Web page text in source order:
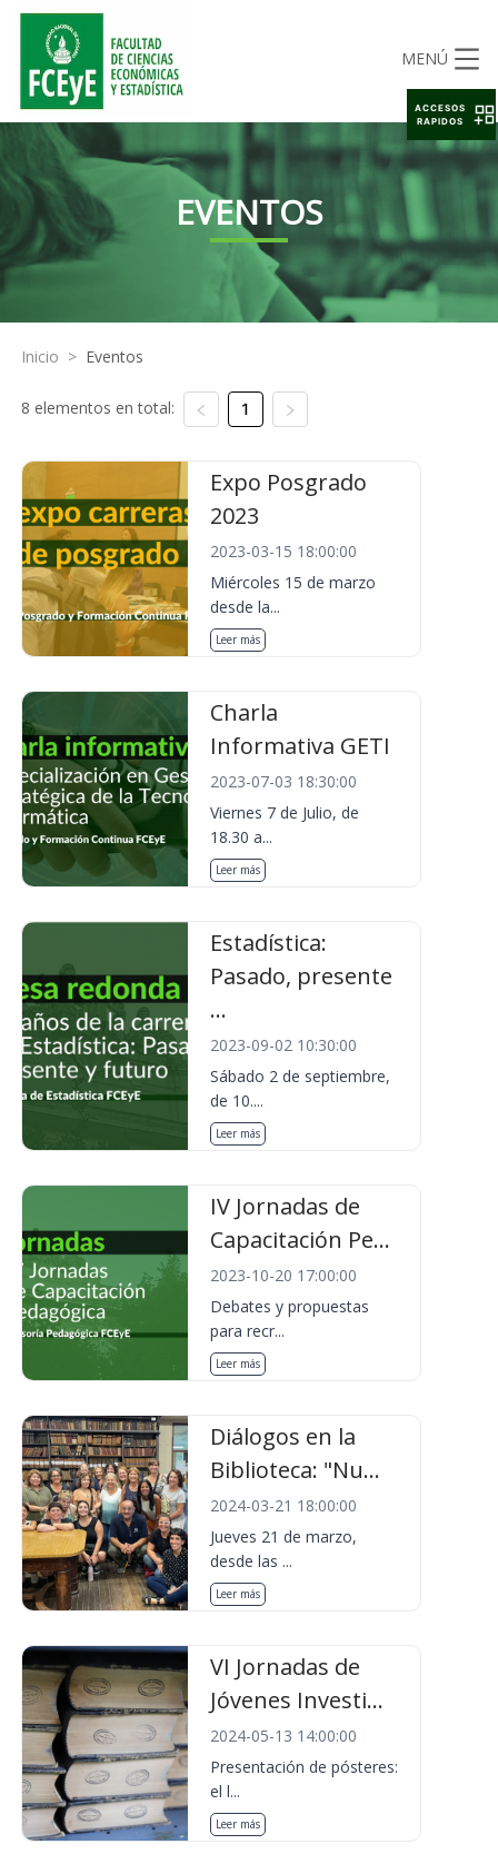
MENÚ
EVENTOS
Inicio > Eventos
8 elementos en total: 1
Expo Posgrado
2023
2023-03-15 18:00:00
Miércoles 15 de marzo
desde la...
Leer más
Charla
Informativa GETI
2023-07-03 18:30:00
Viernes 7 de Julio, de
18.30 a...
Leer más
Estadística:
Pasado, presente
...
2023-09-02 10:30:00
Sábado 2 de septiembre,
de 10....
Leer más
IV Jornadas de
Capacitación Pe...
2023-10-20 17:00:00
Debates y propuestas
para recr...
Leer más
Diálogos en la
Biblioteca: "Nu...
2024-03-21 18:00:00
Jueves 21 de marzo,
desde las ...
Leer más
VI Jornadas de
Jóvenes Investi...
2024-05-13 14:00:00
Presentación de pósteres:
el l...
Leer más
ACCESOS
RAPIDOS